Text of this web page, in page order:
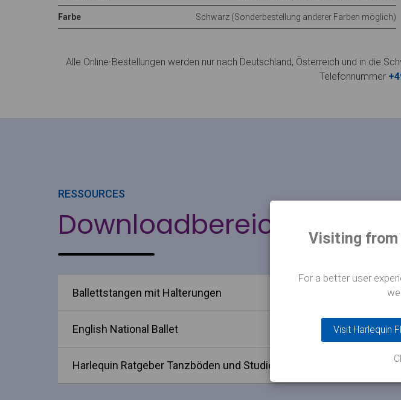
Farbe Schwarz (Sonderbestellung anderer Farben möglich)
Alle Online-Bestellungen werden nur nach Deutschland, Österreich und in die
Telefonnummer
RESSOURCES
Downloadbereich
Ballettstangen mit Halterungen
English National Ballet
Harlequin Ratgeber Tanzböden und Studioausstattung
Visiting from
For a better user
Visit Harlequin